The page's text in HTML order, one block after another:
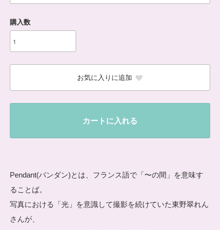
購入数
お気に入りに追加
カートに入れる
Pendant(パンダン)とは、フランス語で「〜の間」を意味す
ることば。
写真における「光」を意識して撮影を続けていた東野翠れん
さんが、